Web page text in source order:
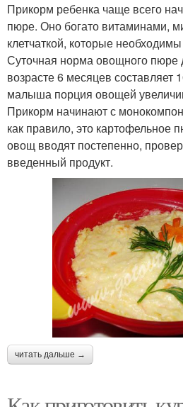
Прикорм ребенка чаще всего
пюре. Оно богато витаминами,
клетчаткой, которые
Суточная норма овощного пюре
возрасте 6 месяцев
малыша порция овощей
Прикорм начинают с
как правило, это картофельное
овощ вводят постепенно,
введенный продукт.
читать дальше →